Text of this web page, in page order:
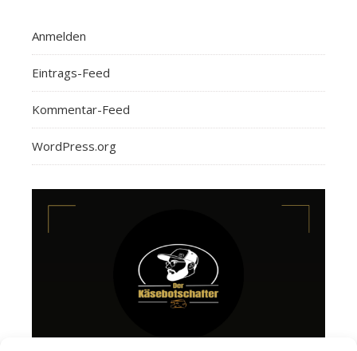
Anmelden
Eintrags-Feed
Kommentar-Feed
WordPress.org